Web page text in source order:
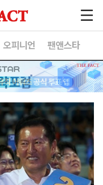
오피니언 팬앤스타